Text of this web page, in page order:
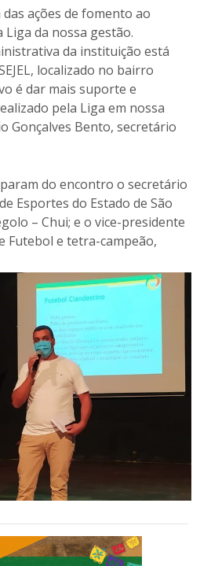
ações de fomento ao
da nossa gestão.
da instituição está
localizado no bairro
é dar mais suporte e
pela Liga em nossa
Gonçalves Bento, secretário
do encontro o secretário
Esportes do Estado de São
– Chui; e o vice-presidente
Futebol e tetra-campeão,